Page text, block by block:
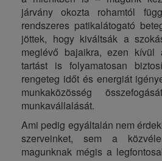
járvány okozta rohamtól
rendszeres patikalátogató
jöttek, hogy kiváltsák a
meglévő bajaikra, ezen kívül
tartást is folyamatosan
rengeteg időt és energiát
munkaközösség
munkavállalását.
Ami pedig egyáltalán nem
szerveinket, sem a
magunknak mégis a